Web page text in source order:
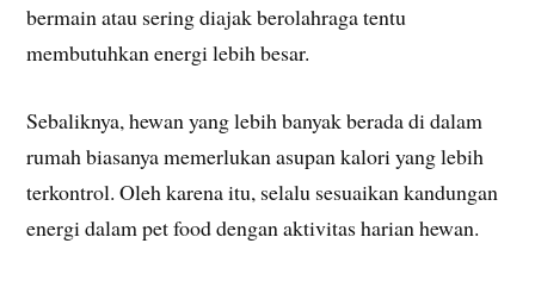
bermain atau sering diajak berolahraga tentu
membutuhkan energi lebih besar.
Sebaliknya, hewan yang lebih banyak berada di dalam
rumah biasanya memerlukan asupan kalori yang lebih
terkontrol. Oleh karena itu, selalu sesuaikan kandungan
energi dalam pet food dengan aktivitas harian hewan.